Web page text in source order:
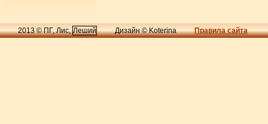
2013 © ПГ, Лис,Леший Дизайн © Koterina Правила сайта